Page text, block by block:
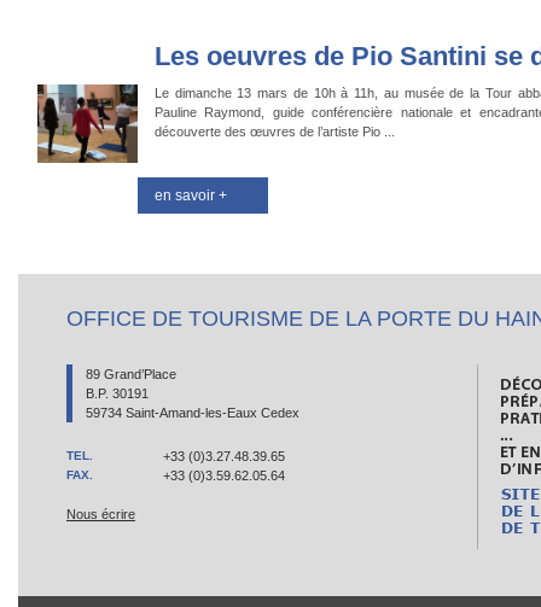
Les oeuvres de Pio Santini se
Le dimanche 13 mars de 10h à 11h, au musée de la Tour
Pauline Raymond, guide conférencière nationale et
découverte des œuvres de l’artiste Pio ...
en savoir +
OFFICE DE TOURISME DE LA PORTE DU
89 Grand’Place
B.P. 30191
59734 Saint-Amand-les-Eaux Cedex
TEL. +33 (0)3.27.48.39.65
FAX. +33 (0)3.59.62.05.64
Nous écrire